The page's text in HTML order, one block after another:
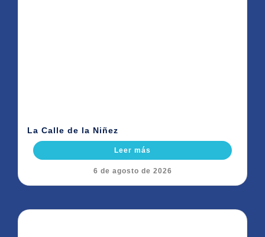
La Calle de la Niñez
Leer más
6 de agosto de 2026